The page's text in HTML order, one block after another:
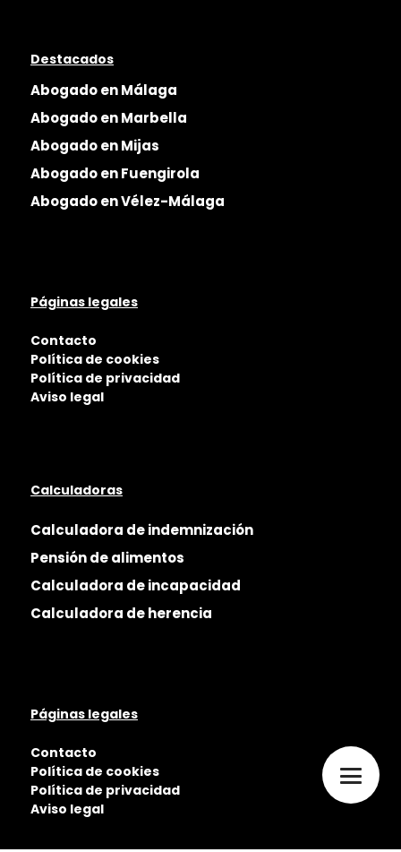
Destacados
Abogado en Málaga
Abogado en Marbella
Abogado en Mijas
Abogado en Fuengirola
Abogado en Vélez-Málaga
Páginas legales
Contacto
Política de cookies
Política de privacidad
Aviso legal
Calculadoras
Calculadora de indemnización
Pensión de alimentos
Calculadora de incapacidad
Calculadora de herencia
Páginas legales
Contacto
Política de cookies
Política de privacidad
Aviso legal